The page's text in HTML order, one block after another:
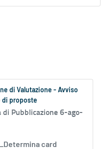
di Valutazione - Avviso
di proposte
di Pubblicazione 6-ago-
card